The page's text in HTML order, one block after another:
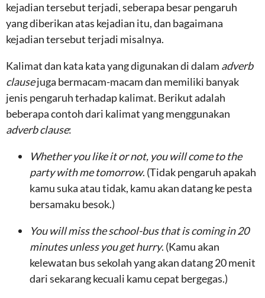
kejadian tersebut terjadi, seberapa besar pengaruh
yang diberikan atas kejadian itu, dan bagaimana
kejadian tersebut terjadi misalnya.
Kalimat dan kata kata yang digunakan di dalam adverb
clausejuga bermacam-macam dan memiliki banyak
jenis pengaruh terhadap kalimat. Berikut adalah
beberapa contoh dari kalimat yang menggunakan
adverb clause:
Whether you like it or not, you will come to the
party with me tomorrow. (Tidak pengaruh apakah
kamu suka atau tidak, kamu akan datang ke pesta
bersamaku besok.)
You will miss the school-bus that is coming in 20
minutes unless you get hurry. (Kamu akan
kelewatan bus sekolah yang akan datang 20 menit
dari sekarang kecuali kamu cepat bergegas.)